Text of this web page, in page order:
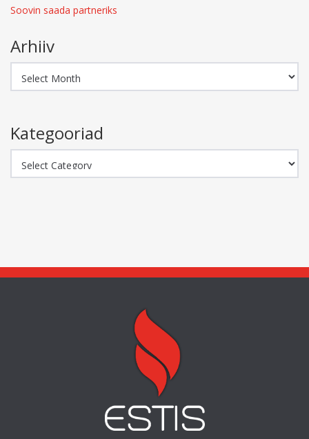
Soovin saada partneriks
Arhiiv
Kategooriad